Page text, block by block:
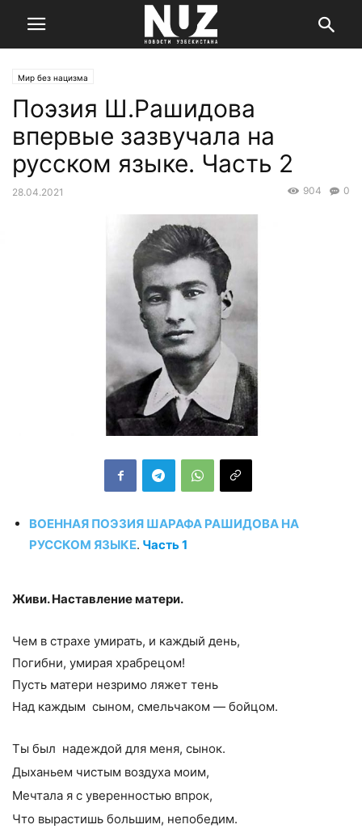
Мир без нацизма
Поэзия Ш.Рашидова
впервые зазвучала на
русском языке. Часть 2
28.04.2021 0
904
ВОЕННАЯ ПОЭЗИЯ ШАРАФА РАШИДОВА НА
РУССКОМ ЯЗЫКЕ. Часть 1
Живи. Наставление матери.
Чем в страхе умирать, и каждый день,
Погибни, умирая храбрецом!
Пусть матери незримо ляжет тень
Над каждым сыном, смельчаком — бойцом.
Ты был надеждой для меня, сынок.
Дыханьем чистым воздуха моим,
Мечтала я с уверенностью впрок,
Что вырастишь большим, непобедим.